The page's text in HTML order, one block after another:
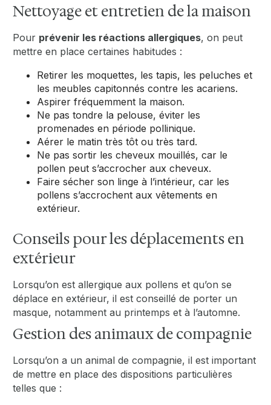
Nettoyage et entretien de la maison
Pour prévenir les réactions allergiques, on peut
mettre en place certaines habitudes :
Retirer les moquettes, les tapis, les peluches et
les meubles capitonnés contre les acariens.
Aspirer fréquemment la maison.
Ne pas tondre la pelouse, éviter les
promenades en période pollinique.
Aérer le matin très tôt ou très tard.
Ne pas sortir les cheveux mouillés, car le
pollen peut s’accrocher aux cheveux.
Faire sécher son linge à l’intérieur, car les
pollens s’accrochent aux vêtements en
extérieur.
Conseils pour les déplacements en
extérieur
Lorsqu’on est allergique aux pollens et qu’on se
déplace en extérieur, il est conseillé de porter un
masque, notamment au printemps et à l’automne.
Gestion des animaux de compagnie
Lorsqu’on a un animal de compagnie, il est important
de mettre en place des dispositions particulières
telles que :